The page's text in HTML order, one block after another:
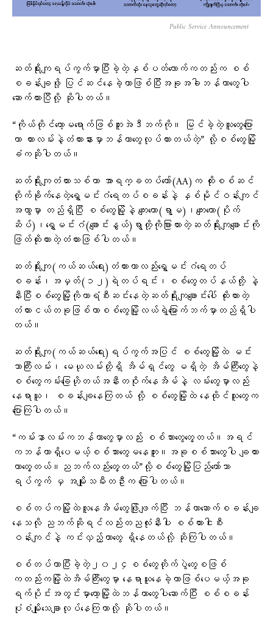
Public Service Announcement
ဆတ်ရိုးကျရပ်ကွက်မှာပြီးခဲ့တဲ့နှစ်ပတ်လောက်ကတည်းက စစ်
စခန်းချဖို့ ပြင်ဆင်နေခဲ့တာဖြစ်ပြီးအခုအခါဘန်ကာတွေပါ
ဆောက်ထားပြီလို့ ဆိုပါတယ်။
“ကိုယ်တိုင်တော့မရောက်ဖြစ်ဘူးအဲဒီဘက်ကို။ မြင်ခဲ့တဲ့သူတွေပြော
တာ ကားလမ်းနဲ့တံတားနားမှာဘန်ကာတွေလုပ်ထားတယ်တဲ့” လို့စစ်တွေမြို့
ခံကဆိုပါတယ်။
ဆတ်ရိုးကျတံတားသစ်ဟာ အာရက္ခတပ်တော်(AA)က ထိုးစစ်ဆင်
တိုက်ခိုက်နေတဲ့ရွှေမင်းဂံရေတပ်စခန်းနဲ့ နှစ်မိုင်ဝန်းကျင်
အကွာမှာ တည်ရှိပြီး စစ်တွေမြို့နဲ့ ကျေးတော(ရွာမ)၊ကျေးတော(ပိုက်
ဆိပ်)၊ရွှေမင်းဂံ(ချောင်းနွယ်)ရွာတို့ကိုခြားထားတဲ့ဆတ်ရိုးကျချောင်းကို
ဖြတ်ထိုးထားတဲ့တံတားဖြစ်ပါတယ်။
ဆတ်ရိုးကျ(ကယ်ဆယ်ရေး)တံတားဟာလည်းရွှေမင်းဂံရေတပ်
စခန်း၊အမှတ်(၁၂)ရဲတပ်ရင်း၊စစ်တွေတပ်နယ်တို့ နဲ့
နီးပြီးစစ်တွေမြို့ကိုကာရံစီးဆင်းနေတဲ့ဆတ်ရိုးကျချောင်းပေါ် ထိုးထားတဲ့
တံတားငယ်တခုဖြစ်ကာစစ်တွေမြို့လယ်ရဲ့မြောက်ဘက်မှာတည်ရှိပါ
တယ်။
ဆတ်ရိုးကျ(ကယ်ဆယ်ရေး)ရပ်ကွက်အပြင် စစ်တွေမြို့ထဲ မင်း
ဘာကြီးလမ်း၊ မေယုလမ်းတို့ရှိ အိမ်ရှင်တွေ မရှိတဲ့ အိမ်ကြီးတွေနဲ့
စစ်တွေကမ်းခြေဟိုတယ်အနီးတဝိုက်နေအိမ်နဲ့ လမ်းတွေမှာလည်း
နေရာယူ၊ စခန်းချနေကြတယ် လို့ စစ်တွေမြို့ထဲ နေထိုင်သူတွေက
ပြောကြပါတယ်။
“ကမ်းနာလမ်းကဘန်ကာတွေမှာလည်း စစ်သားတွေတွေ့တယ်။အရင်
ကဘန်ကာရှိပေမယ့်စစ်သားတွေမနေဘူး။အခုစစ်သားတွေပါ ချထား
တာတွေ့တယ်။ညဘက်လည်းတွေ့တယ်”လို့စစ်တွေမြို့ပြည်တော်သာ
ရပ်ကွက် မှ အမျိုးသမီးတဦးက ပြောပါတယ်။
စစ်တပ်ကမြို့ထဲလူနေအိမ်တွေဖြိုဖျက်ပြီး ဘန်ကာဆောက်စခန်းချ
နေသလို ညဘက်ဆိုရင်လည်းတညလုံးနီးပါး စစ်ကားငါးစီး
ဝန်းကျင်နဲ့ ကင်းလှည့်တာတွေ ရှိနေတယ်လို့ ဆိုကြပါတယ်။
စစ်တပ်ဟာပြီးခဲ့တဲ့၂၀၂၄စစ်တွေတိုက်ပွဲတွေစဖြစ်
ကတည်းကမြို့ထဲအိမ်ကြီးတွေမှာ နေရာယူနေခဲ့တာဖြစ်ပေမယ့်အခု
ရက်ပိုင်းအတွင်းမှာတော့မြို့ထဲဘန်ကာတွေပါဆောက်ပြီး စစ်စခန်း
ပုံစံမျိုးသေချာလုပ်နေကြတာလို့ ဆိုပါတယ်။